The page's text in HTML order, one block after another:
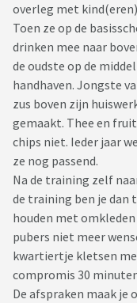
overleg met
Toen ze op de
drinken mee naar
de oudste op de
handhaven. Jongste
zus boven zijn
gemaakt. Thee en
chips niet. Ieder jaar
ze nog passend.
Na de training zelf
de training ben je dan
houden met
pubers niet meer
kwartiertje kletsen
compromis 30
De afspraken maak je